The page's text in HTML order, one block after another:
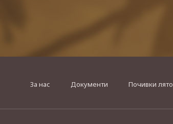
За нас Документи Почивки лято